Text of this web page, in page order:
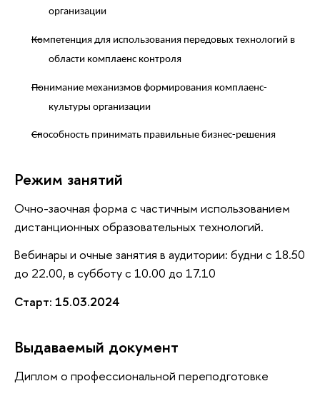
организации
Компетенция для использования передовых технологий в
области комплаенс контроля
Понимание механизмов формирования комплаенс-
культуры организации
Способность принимать правильные бизнес-решения
Режим занятий
Очно-заочная форма с частичным использованием
дистанционных образовательных технологий.
Вебинары и очные занятия в аудитории: будни с 18.50
до 22.00, в субботу с 10.00 до 17.10
Старт: 15.03.2024
Выдаваемый документ
Диплом о профессиональной переподготовке